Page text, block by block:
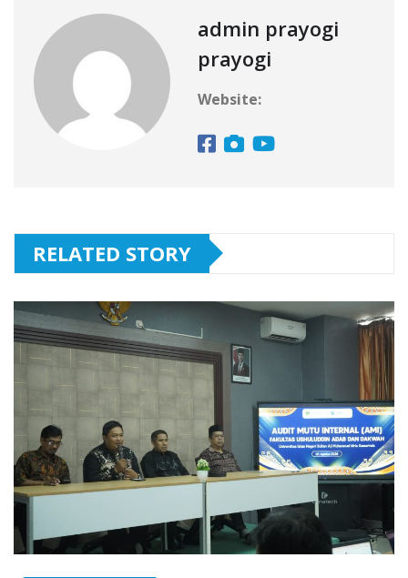
admin prayogi
prayogi
Website:
RELATED STORY